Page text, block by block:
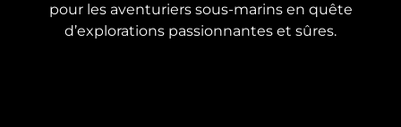
pour les aventuriers sous-marins en quête
d’explorations passionnantes et sûres.